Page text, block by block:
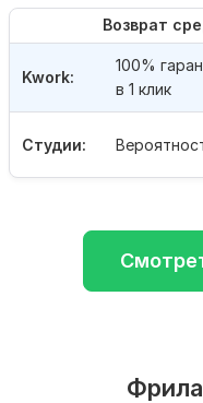
Возврат
Студии:
Kwork:
100%
в 1 клик